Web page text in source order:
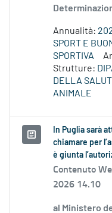
Annualità:
SPORT E
SPORTIVA
Strutture:
DELLA
ANIMALE
In Puglia sarà
chiamare per
è giunta
Contenuto
2026 14.10
al Ministero